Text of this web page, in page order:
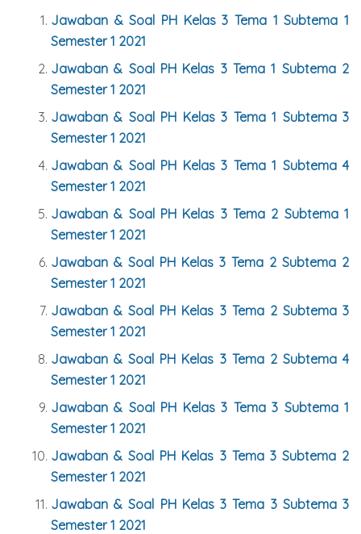
Jawaban & Soal PH Kelas 3 Tema 1 Subtema 1
Semester 1 2021
Jawaban & Soal PH Kelas 3 Tema 1 Subtema 2
Semester 1 2021
Jawaban & Soal PH Kelas 3 Tema 1 Subtema 3
Semester 1 2021
Jawaban & Soal PH Kelas 3 Tema 1 Subtema 4
Semester 1 2021
Jawaban & Soal PH Kelas 3 Tema 2 Subtema 1
Semester 1 2021
Jawaban & Soal PH Kelas 3 Tema 2 Subtema 2
Semester 1 2021
Jawaban & Soal PH Kelas 3 Tema 2 Subtema 3
Semester 1 2021
Jawaban & Soal PH Kelas 3 Tema 2 Subtema 4
Semester 1 2021
Jawaban & Soal PH Kelas 3 Tema 3 Subtema 1
Semester 1 2021
Jawaban & Soal PH Kelas 3 Tema 3 Subtema 2
Semester 1 2021
Jawaban & Soal PH Kelas 3 Tema 3 Subtema 3
Semester 1 2021